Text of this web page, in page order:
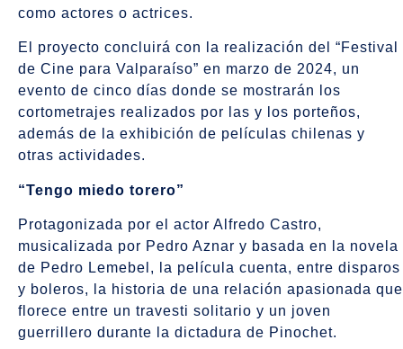
como actores o actrices.
El proyecto concluirá con la realización del “Festival
de Cine para Valparaíso” en marzo de 2024, un
evento de cinco días donde se mostrarán los
cortometrajes realizados por las y los porteños,
además de la exhibición de películas chilenas y
otras actividades.
“Tengo miedo torero”
Protagonizada por el actor Alfredo Castro,
musicalizada por Pedro Aznar y basada en la novela
de Pedro Lemebel, la película cuenta, entre disparos
y boleros, la historia de una relación apasionada que
florece entre un travesti solitario y un joven
guerrillero durante la dictadura de Pinochet.